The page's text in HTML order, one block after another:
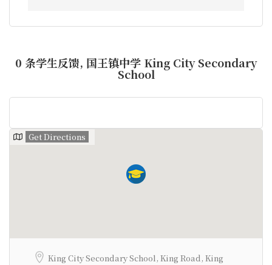
0 条学生反馈, 国王镇中学 King City Secondary
School
Get Directions
King City Secondary School, King Road, King